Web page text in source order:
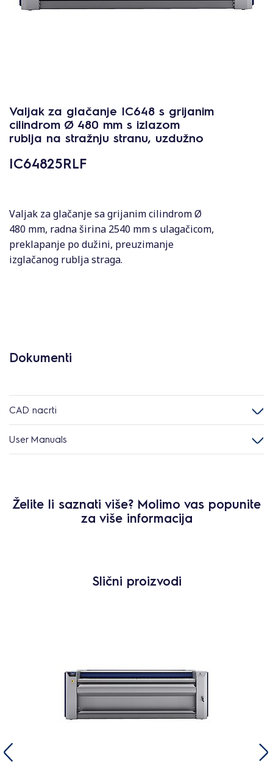
Valjak za glačanje IC648 s grijanim
cilindrom Ø 480 mm s izlazom
rublja na stražnju stranu, uzdužno
IC64825RLF
Valjak za glačanje sa grijanim cilindrom Ø
480 mm, radna širina 2540 mm s ulagačicom,
preklapanje po dužini, preuzimanje
izglačanog rublja straga.
Dokumenti
CAD nacrti
User Manuals
Želite li saznati više? Molimo vas popunite
za više informacija
Slični proizvodi